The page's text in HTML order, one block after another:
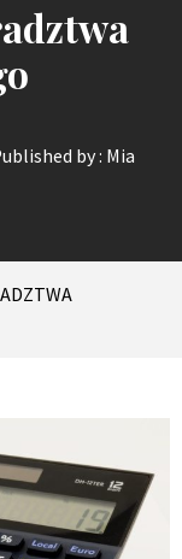
by : Mia